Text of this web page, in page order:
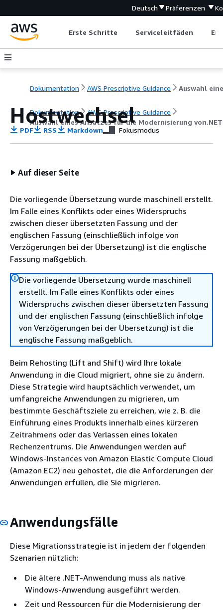
Deutsch Präferenzen
Erste Schritte Serviceleitfäden
Dokumentation AWS Prescriptive Guidance
Dokumentation
AWS Prescriptive Guidance
Auswahl eines Ansatzes für die Modernisierung
Hostwechsel
PDF RSS Markdown Fokusmodus
Auf dieser Seite
Die vorliegende Übersetzung wurde maschinell erstellt.
Im Falle eines Konflikts oder eines Widerspruchs
zwischen dieser übersetzten Fassung und der
englischen Fassung (einschließlich infolge von
Verzögerungen bei der Übersetzung) ist die englische
Fassung maßgeblich.
Die vorliegende Übersetzung wurde maschinell
erstellt. Im Falle eines Konflikts oder eines
Widerspruchs zwischen dieser übersetzten Fassung
und der englischen Fassung (einschließlich infolge
von Verzögerungen bei der Übersetzung) ist die
englische Fassung maßgeblich.
Beim Rehosting (Lift and Shift) wird Ihre lokale
Anwendung in die Cloud migriert, ohne sie zu ändern.
Diese Strategie wird hauptsächlich verwendet, um
umfangreiche Anwendungen zu migrieren, um
bestimmte Geschäftsziele zu erreichen, wie z. B. die
Einführung eines Produkts innerhalb eines kürzeren
Zeitrahmens oder das Verlassen eines lokalen
Rechenzentrums. Die Anwendungen werden auf
Windows-Instances von Amazon Elastic Compute Cloud
(Amazon EC2) neu gehostet, die die Anforderungen der
Anwendungen erfüllen, die Sie migrieren.
Anwendungsfälle
Diese Migrationsstrategie ist in jedem der folgenden
Szenarien nützlich:
Die ältere .NET-Anwendung muss als native
Windows-Anwendung ausgeführt werden.
Zeit und Ressourcen für die Modernisierung der